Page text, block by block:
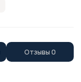
Отзывы 0